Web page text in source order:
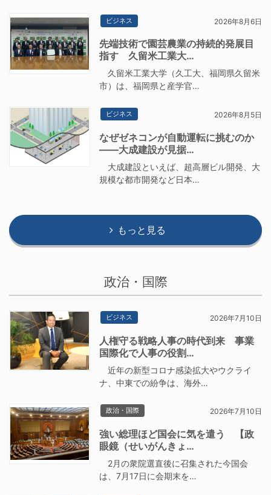
ビジネス 2026年8月6日
先端技術で園芸農業の持続的発展目
指す 久留米工業大…
久留米工業大学（久工大、福岡県久留米
市）は、福岡県と産学官…
ビジネス 2026年8月5日
なぜゼネコンが自動運転に挑むのか
――大成建設が見据…
大成建設といえば、超高層ビル開発、大
規模な都市開発など日本…
もっと見る
政治・国際
ビジネス 2026年7月10日
人権守る戦略人事の時代到来 事業
国際化で人事の役割…
近年の新型コロナ感染拡大やウクライ
ナ、中東での紛争は、海外…
政治・国際 2026年7月10日
強い総理ほど国会に気を遣う 【政
眼鏡（せいがんきょ…
2月の衆院選直後に召集された今国会
は、7月17日に会期末を…